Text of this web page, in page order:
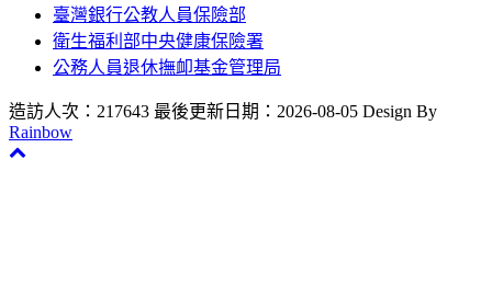
臺灣銀行公教人員保險部
衛生福利部中央健康保險署
公務人員退休撫卹基金管理局
造訪人次：217643 最後更新日期：2026-08-05 Design By
Rainbow